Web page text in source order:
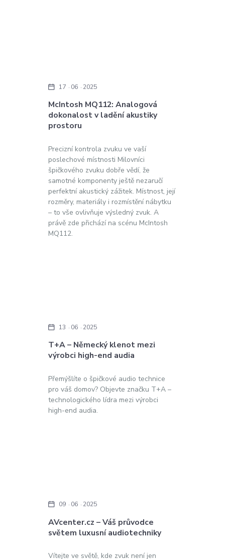
McIntosh MQ112: Analogová
dokonalost v ladění akustiky
prostoru
17 06 2025
Precizní kontrola zvuku ve vaší
poslechové místnosti Milovníci
špičkového zvuku dobře vědí, že
samotné komponenty ještě nezaručí
perfektní akustický zážitek. Místnost, její
rozměry, materiály i rozmístění nábytku
– to vše ovlivňuje výsledný zvuk. A
právě zde přichází na scénu McIntosh
MQ112.
T+A – Německý klenot mezi
výrobci high-end audia
13 06 2025
Přemýšlíte o špičkové audio technice
pro váš domov? Objevte značku T+A –
technologického lídra mezi výrobci
high-end audia.
AVcenter.cz – Váš průvodce
světem luxusní audiotechniky
09 06 2025
Vítejte ve světě, kde zvuk není jen